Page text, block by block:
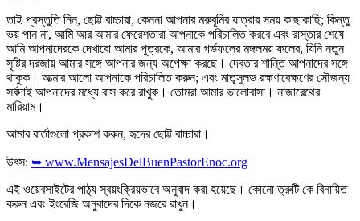
তাই প্রস্তুতি নিন, ছোট্ট বাচ্চারা, কেননা আপনার মরুবূমির যাত্রার সময় কাছাকাছি; কিন্তু
ভয় পান না, আমি আর আমার ফেরেশতারা আপনাকে পরিচালিত করবে এবং রাস্তার শেষে
আমি আপনাদেরকে দেখাবো আমার পুত্রকে, আমার গর্ভফলের মঙ্গলময় ফলের, যিনি নতুন
সৃষ্টির দরজায় আমার সঙ্গে আপনার জন্য অপেক্ষা করছে। দেবতার শান্তি আপনাদের সঙ্গে
থাকুক। আত্মার আলো আপনাকে পরিচালিত করুন; এবং মাতৃসুলভ রক্ষণাবেক্ষণের সৌজন্য
সর্বদাই আপনাদের মধ্যে বাস করে রাখুক। তোমরা আমার ভালোবাসা। নাজারেথের
মারিয়াম।
আমার বার্তাগুলো প্রকাশ করুন, হৃদের ছোট্ট বাচ্চারা।
উৎস: ➥ www.MensajesDelBuenPastorEnoc.org
এই ওয়েবসাইটের পাঠ্য স্বয়ংক্রিয়ভাবে অনুবাদ করা হয়েছে। কোনো ত্রুটি কে বিনায়িত
করুন এবং ইংরেজি অনুবাদের দিকে নজরে রাখুন।